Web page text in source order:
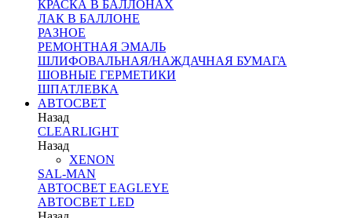
КРАСКА В БАЛЛОНАХ
ЛАК В БАЛЛОНЕ
РАЗНОЕ
РЕМОНТНАЯ ЭМАЛЬ
ШЛИФОВАЛЬНАЯ/НАЖДАЧНАЯ БУМАГА
ШОВНЫЕ ГЕРМЕТИКИ
ШПАТЛЕВКА
АВТОСВЕТ
Назад
CLEARLIGHT
Назад
XENON
SAL-MAN
АВТОСВЕТ EAGLEYE
АВТОСВЕТ LED